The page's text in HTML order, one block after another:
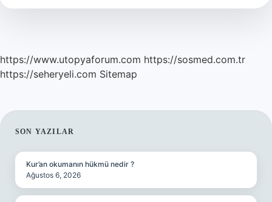
https://www.utopyaforum.com https://sosmed.com.tr
https://seheryeli.com Sitemap
SIDEBAR
SON YAZILAR
Kur’an okumanın hükmü nedir ?
Ağustos 6, 2026